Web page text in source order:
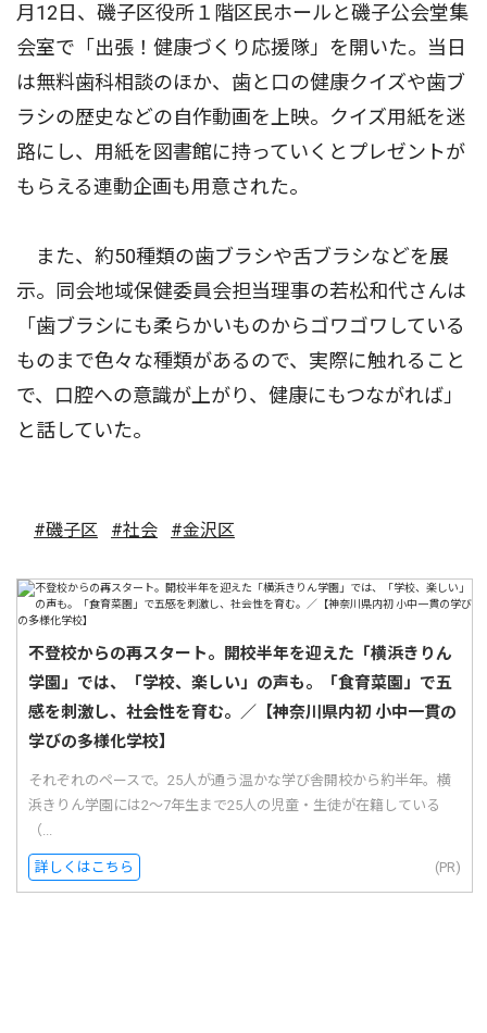
月12日、磯子区役所１階区民ホールと磯子公会堂集
会室で「出張！健康づくり応援隊」を開いた。当日
は無料歯科相談のほか、歯と口の健康クイズや歯ブ
ラシの歴史などの自作動画を上映。クイズ用紙を迷
路にし、用紙を図書館に持っていくとプレゼントが
もらえる連動企画も用意された。
また、約50種類の歯ブラシや舌ブラシなどを展
示。同会地域保健委員会担当理事の若松和代さんは
「歯ブラシにも柔らかいものからゴワゴワしている
ものまで色々な種類があるので、実際に触れること
で、口腔への意識が上がり、健康にもつながれば」
と話していた。
#磯子区 #社会 #金沢区
不登校からの再スタート。開校半年を迎えた「横浜きりん
学園」では、「学校、楽しい」の声も。「食育菜園」で五
感を刺激し、社会性を育む。／【神奈川県内初 小中一貫の
学びの多様化学校】
それぞれのペースで。25人が通う温かな学び舎開校から約半年。横
浜きりん学園には2〜7年生まで25人の児童・生徒が在籍している
（...
詳しくはこちら (PR)